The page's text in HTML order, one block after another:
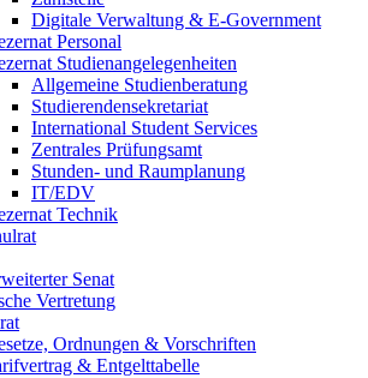
Digitale Verwaltung & E-Government
Personal
Studienangelegenheiten
Allgemeine Studienberatung
Studierendensekretariat
International Student Services
Zentrales Prüfungsamt
Stunden- und Raumplanung
IT/EDV
Technik
Senat
Vertretung
Ordnungen & Vorschriften
& Entgelttabelle